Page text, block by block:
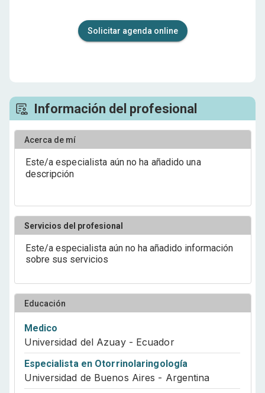
Información del profesional
Acerca de mí
Este/a especialista aún no ha añadido una
descripción
Servicios del profesional
Este/a especialista aún no ha añadido información
sobre sus servicios
Educación
Medico
Universidad del Azuay - Ecuador
Especialista en Otorrinolaringología
Universidad de Buenos Aires - Argentina
Solicitar agenda online